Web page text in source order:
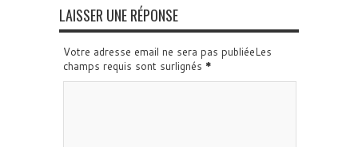
LAISSER UNE RÉPONSE
Votre adresse email ne sera pas publiéeLes
champs requis sont surlignés *